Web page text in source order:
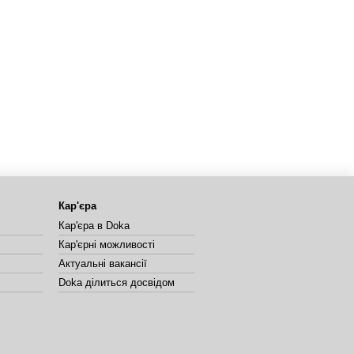
Кар'єра
Кар'єра в Doka
Кар'єрні можливості
Актуальні вакансії
Doka ділиться досвідом